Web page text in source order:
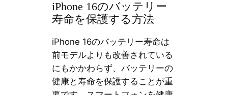
iPhone 16のバッテリー
寿命を保護する方法
iPhone 16のバッテリー寿命は
前モデルよりも改善されている
にもかかわらず、バッテリーの
健康と寿命を保護することが重